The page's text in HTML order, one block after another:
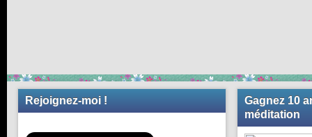
Rejoignez-moi !
Gagnez 10
méditation